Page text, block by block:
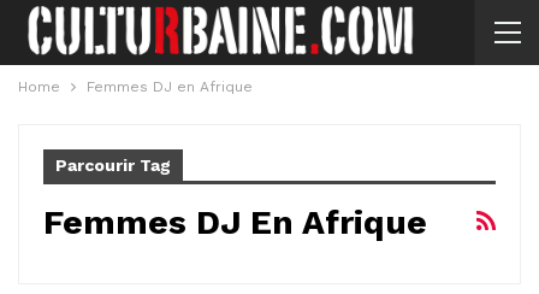
Home Femmes DJ en Afrique
Parcourir Tag
Femmes DJ En Afrique